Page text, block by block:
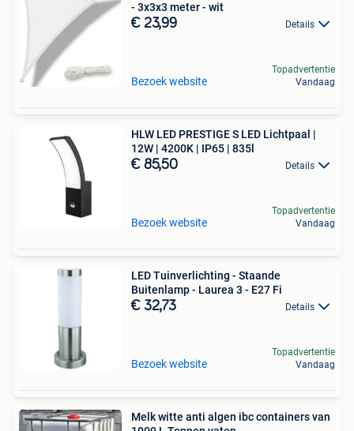
- 3x3x3 meter - wit
€ 23,99 Details
Bezoek website
Topadvertentie
Vandaag
HLW LED PRESTIGE S LED Lichtpaal |
12W | 4200K | IP65 | 835l
€ 85,50 Details
Bezoek website
Topadvertentie
Vandaag
LED Tuinverlichting - Staande
Buitenlamp - Laurea 3 - E27 Fi
€ 32,73 Details
Bezoek website
Topadvertentie
Vandaag
Melk witte anti algen ibc containers van